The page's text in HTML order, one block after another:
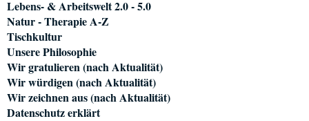
Lebens- & Arbeitswelt 2.0 - 5.0
Natur - Therapie A-Z
Tischkultur
Unsere Philosophie
Wir gratulieren (nach Aktualität)
Wir würdigen (nach Aktualität)
Wir zeichnen aus (nach Aktualität)
Datenschutz erklärt